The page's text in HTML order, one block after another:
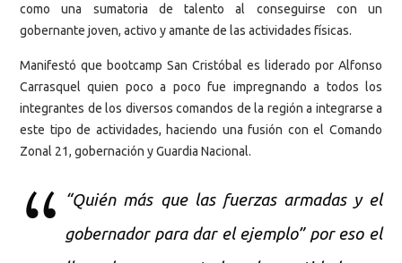
como una sumatoria de talento al conseguirse con un
gobernante joven, activo y amante de las actividades físicas.
Manifestó que bootcamp San Cristóbal es liderado por Alfonso
Carrasquel quien poco a poco fue impregnando a todos los
integrantes de los diversos comandos de la región a integrarse a
este tipo de actividades, haciendo una fusión con el Comando
Zonal 21, gobernación y Guardia Nacional.
“Quién más que las fuerzas armadas y el
gobernador para dar el ejemplo” por eso el